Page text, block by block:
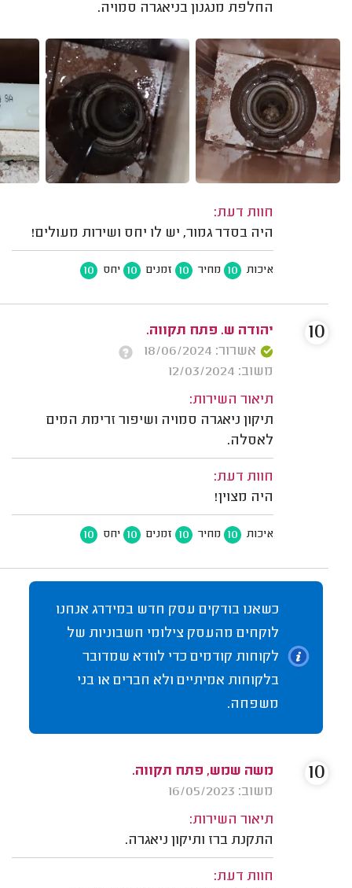
החלפת מנגנון בניאגרה סמויה.
חוות דעת:
היה בסדר גמור, יש לו יחס ושירות מעולים!
איכות 10 מחיר 10 זמנים 10 יחס 10
יהודה ש. פתח תקווה.
אשרור: 18/06/2024
משוב: 12/03/2024
תיאור השירות:
תיקון ניאגרה סמויה ושיפור זרימת המים
לאסלה.
חוות דעת:
היה מצוין!
איכות 10 מחיר 10 זמנים 10 יחס 10
10
כשאנו בודקים עסק חדש במידרג אנחנו
לוקחים מהעסק צילומי חשבוניות של
לקוחות קודמים כדי לוודא שמדובר
בלקוחות אמיתיים ולא חברים או בני
משפחה.
משה שמש, פתח תקווה.
משוב: 16/05/2023
תיאור השירות:
התקנת ברז ותיקון ניאגרה.
חוות דעת:
10